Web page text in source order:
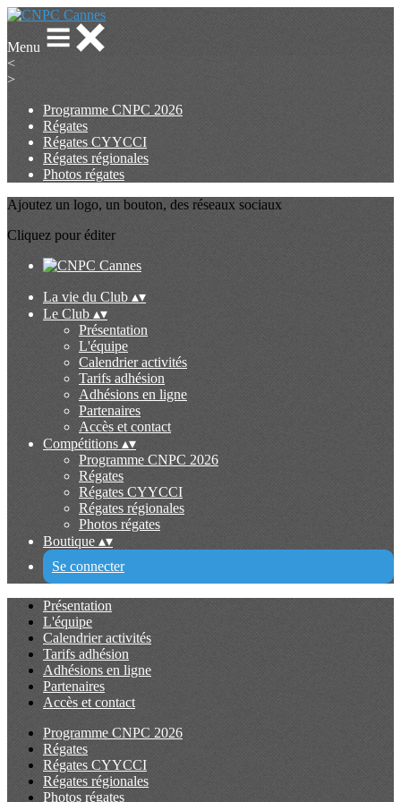
Menu
<
>
Programme CNPC 2026
Régates
Régates CYYCCI
Régates régionales
Photos régates
Ajoutez un logo, un bouton, des réseaux sociaux
Cliquez pour éditer
La vie du Club ▴▾
Le Club ▴▾
Présentation
L'équipe
Calendrier activités
Tarifs adhésion
Adhésions en ligne
Partenaires
Accès et contact
Compétitions ▴▾
Programme CNPC 2026
Régates
Régates CYYCCI
Régates régionales
Photos régates
Boutique ▴▾
Se connecter
Présentation
L'équipe
Calendrier activités
Tarifs adhésion
Adhésions en ligne
Partenaires
Accès et contact
Programme CNPC 2026
Régates
Régates CYYCCI
Régates régionales
Photos régates